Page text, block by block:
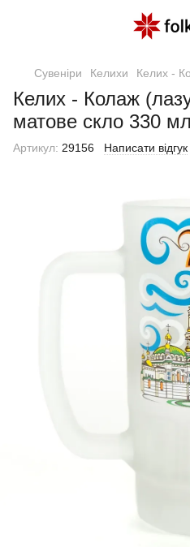
Сувеніри Келихи Келих -
Келих - Колаж
матове скло 330 мл
Артикул: 29156 Написати відгук